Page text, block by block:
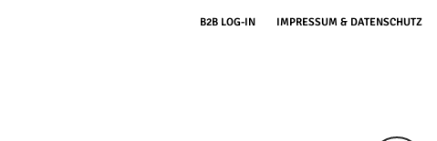
B2B LOG-IN IMPRESSUM & DATENSCHUTZ